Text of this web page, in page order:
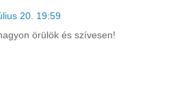
20. 19:59
örülök és szívesen!